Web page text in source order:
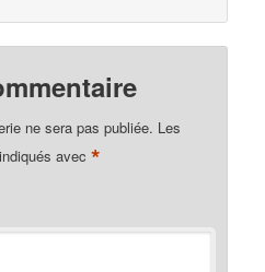
ne sera pas publiée. Les
avec*